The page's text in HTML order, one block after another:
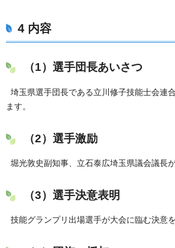
4 内容
（1）選手団長あいさつ
埼玉県選手団長である立川修子技能士会連
ます。
（2）選手激励
堀光敦史副知事、立石泰広埼玉県議会議長
（3）選手決意表明
技能グランプリ出場選手が大会に臨む決意